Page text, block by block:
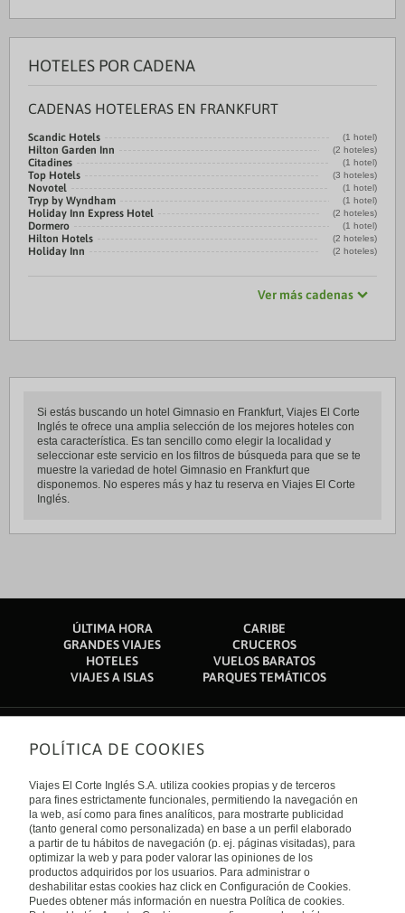
HOTELES POR CADENA
CADENAS HOTELERAS EN FRANKFURT
Scandic Hotels (1 hotel)
Hilton Garden Inn (2 hoteles)
Citadines (1 hotel)
Top Hotels (3 hoteles)
Novotel (1 hotel)
Tryp by Wyndham (1 hotel)
Holiday Inn Express Hotel (2 hoteles)
Dormero (1 hotel)
Hilton Hotels (2 hoteles)
Holiday Inn (2 hoteles)
Ver más cadenas
Si estás buscando un hotel Gimnasio en Frankfurt, Viajes El Corte
Inglés te ofrece una amplia selección de los mejores hoteles con
esta característica. Es tan sencillo como elegir la localidad y
seleccionar este servicio en los filtros de búsqueda para que se te
muestre la variedad de hotel Gimnasio en Frankfurt que
disponemos. No esperes más y haz tu reserva en Viajes El Corte
Inglés.
ÚLTIMA HORA
CARIBE
GRANDES VIAJES
CRUCEROS
HOTELES
VUELOS BARATOS
VIAJES A ISLAS
PARQUES TEMÁTICOS
Sobre nosotros
Quiénes somos
Financiación
Sostenibilidad
Turismo accesible
Tarjeta El Corte Inglés
Trabaja con nosotros
El Corte Inglés
Canal Ético
Enlaces de interés
Guías de viaje
Catálogos
Auto check-in
Condiciones Generales
Política de privacidad
Política de cookies
Internacional
España
POLÍTICA DE COOKIES
Viajes El Corte Inglés S.A. utiliza cookies propias y de terceros
para fines estrictamente funcionales, permitiendo la navegación en
la web, así como para fines analíticos, para mostrarte publicidad
(tanto general como personalizada) en base a un perfil elaborado
a partir de tu hábitos de navegación (p. ej. páginas visitadas), para
optimizar la web y para poder valorar las opiniones de los
productos adquiridos por los usuarios. Para administrar o
deshabilitar estas cookies haz click en Configuración de Cookies.
Puedes obtener más información en nuestra Política de cookies.